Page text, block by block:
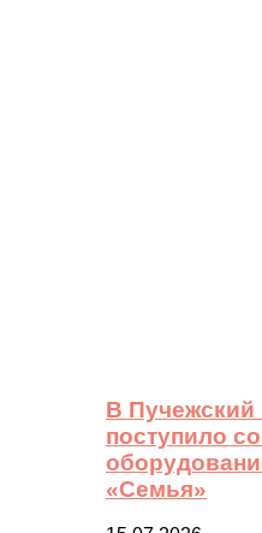
В Пучежский
поступило
«Семья»